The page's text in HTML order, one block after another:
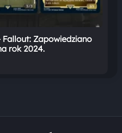
Fallout: Zapowiedziano
rok 2024.